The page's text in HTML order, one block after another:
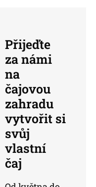
Přijeďte
za námi
na
čajovou
zahradu
vytvořit si
svůj
vlastní
čaj